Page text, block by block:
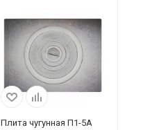
Плита чугунная П1-5А